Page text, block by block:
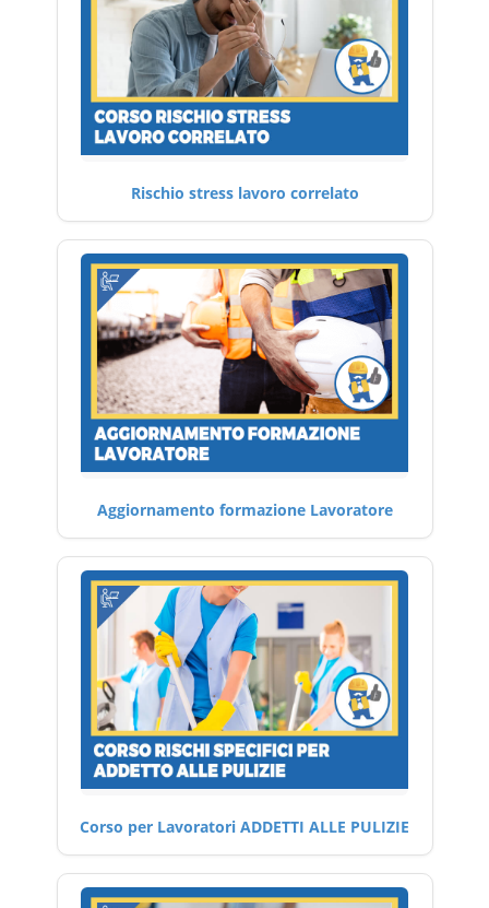
Rischio stress lavoro correlato
Aggiornamento formazione Lavoratore
Corso per Lavoratori ADDETTI ALLE PULIZIE